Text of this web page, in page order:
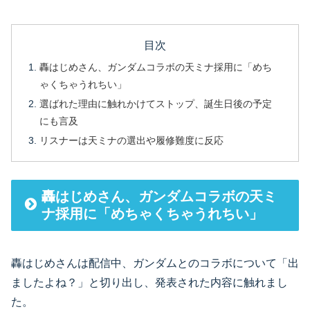
目次
轟はじめさん、ガンダムコラボの天ミナ採用に「めち
ゃくちゃうれちい」
選ばれた理由に触れかけてストップ、誕生日後の予定
にも言及
リスナーは天ミナの選出や履修難度に反応
轟はじめさん、ガンダムコラボの天ミ
ナ採用に「めちゃくちゃうれちい」
轟はじめさんは配信中、ガンダムとのコラボについて「出
ましたよね？」と切り出し、発表された内容に触れまし
た。